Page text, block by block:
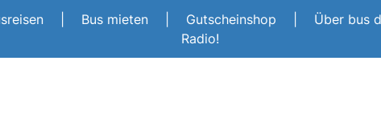
Bus mieten Gutscheinshop Über bus
Radio!